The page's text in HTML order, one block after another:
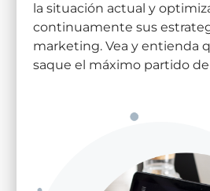
la situación actual y
continuamente sus
marketing. Vea y entienda
saque el máximo partido de